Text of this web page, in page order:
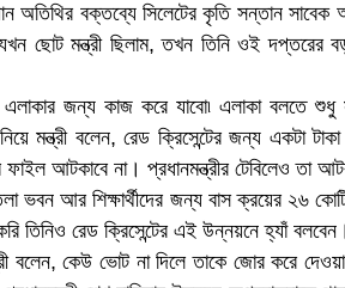
অতিথির বক্তব্যে সিলেটের কৃতি সন্তান
যখন ছোট মন্ত্রী ছিলাম, তখন তিনি ওই
জন্য কাজ করে যাবো৷ এলাকা বলতে
মন্ত্রী বলেন, রেড ক্রিসেন্টের জন্য একটা
আটকাবে না। প্রধানমন্ত্রীর টেবিলেও তা
ভবন আর শিক্ষার্থীদের জন্য বাস ক্রয়ের ২৬
তিনিও রেড ক্রিসেন্টের এই উন্নয়নে হ্যাঁ বলবেন।
বলেন, কেউ ভোট না দিলে তাকে জোর করে